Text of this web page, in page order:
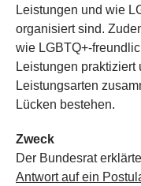
Leistungen und wie
organisiert sind.
wie LGBTQ+-
Leistungen
Leistungsarten
Lücken bestehen.
Zweck
Der Bundesrat
Antwort auf ein